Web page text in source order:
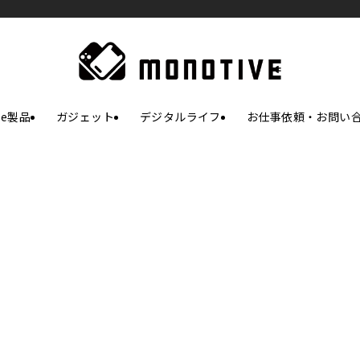
製品 ガジェット デジタルライフ お仕事依頼・お問い